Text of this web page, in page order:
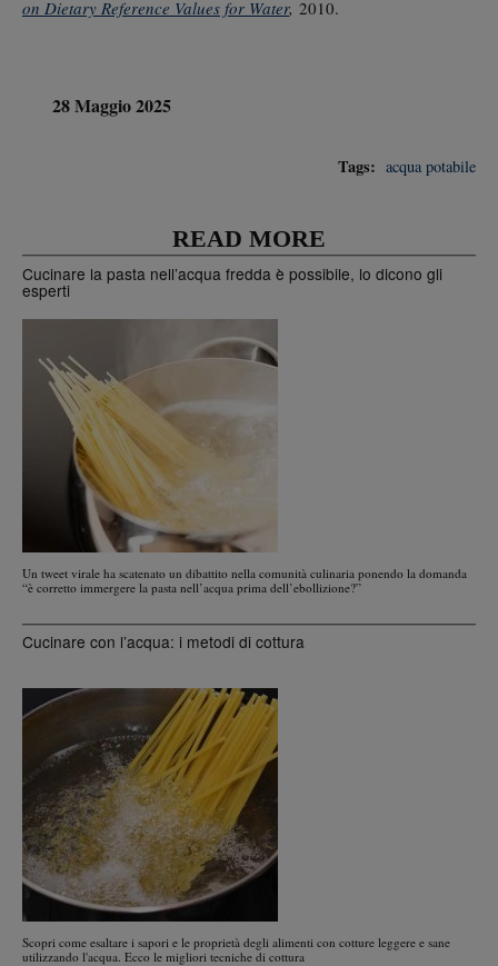
on Dietary Reference Values for Water, 2010.
28 Maggio 2025
Tags: acqua potabile
READ MORE
Cucinare la pasta nell’acqua fredda è possibile, lo dicono gli
esperti
Un tweet virale ha scatenato un dibattito nella comunità culinaria ponendo la domanda
“è corretto immergere la pasta nell’acqua prima dell’ebollizione?”
Cucinare con l’acqua: i metodi di cottura
Scopri come esaltare i sapori e le proprietà degli alimenti con cotture leggere e sane
utilizzando l'acqua. Ecco le migliori tecniche di cottura